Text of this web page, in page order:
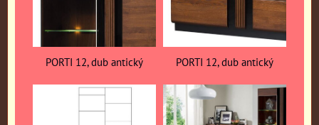
PORTI 12, dub antický PORTI 12, dub antický